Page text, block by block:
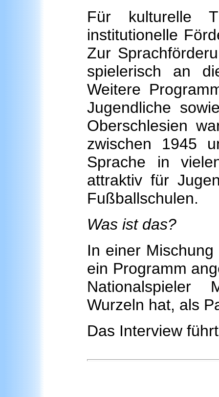
Für kulturelle
institutionelle
Zur
spielerisch an
Weitere
Jugendliche
Oberschlesien
zwischen 1945
Sprache in
attraktiv für
Fußballschulen.
Was ist das?
In einer
ein Programm
Nationalspieler
Wurzeln hat, als
Das Interview